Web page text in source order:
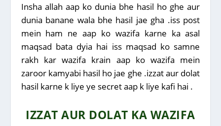
Insha allah aap ko dunia bhe hasil ho ghe aur
dunia banane wala bhe hasil jae gha .iss post
mein ham ne aap ko wazifa karne ka asal
maqsad bata dyia hai iss maqsad ko samne
rakh kar wazifa krain aap ko wazifa mein
zaroor kamyabi hasil ho jae ghe .izzat aur dolat
hasil karne k liye ye secret aap k liye kafi hai .
IZZAT AUR DOLAT KA WAZIFA